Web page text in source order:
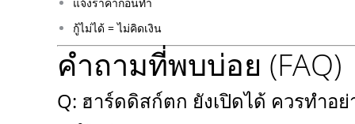
กู้ไม่ได้ = ไม่คิดเงิน
คำถามที่พบบ่อย (FAQ)
Q: ฮาร์ดดิสก์ตก ยังเปิดได้ ควรทำอย่